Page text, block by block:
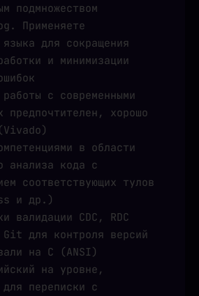
подмножеством
Применяете
языка для сокращения
и минимизации
с современными
хорошо
в области
анализа кода с
соответствующих тулов
и др.)
валидации CDC, RDC
Git для контроля версий
на С (ANSI)
на уровне,
для переписки с